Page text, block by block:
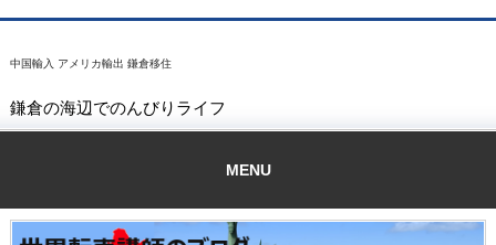
中国輸入 アメリカ輸出 鎌倉移住
鎌倉の海辺でのんびりライフ
MENU